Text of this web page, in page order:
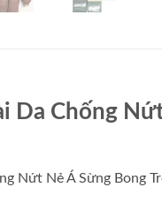
Da Chống
Nứt Nẻ Á Sừng Bong